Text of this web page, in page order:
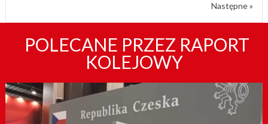
Następne »
POLECANE PRZEZ RAPORT
KOLEJOWY